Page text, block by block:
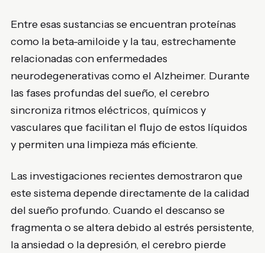
Entre esas sustancias se encuentran proteínas
como la beta-amiloide y la tau, estrechamente
relacionadas con enfermedades
neurodegenerativas como el Alzheimer. Durante
las fases profundas del sueño, el cerebro
sincroniza ritmos eléctricos, químicos y
vasculares que facilitan el flujo de estos líquidos
y permiten una limpieza más eficiente.
Las investigaciones recientes demostraron que
este sistema depende directamente de la calidad
del sueño profundo. Cuando el descanso se
fragmenta o se altera debido al estrés persistente,
la ansiedad o la depresión, el cerebro pierde